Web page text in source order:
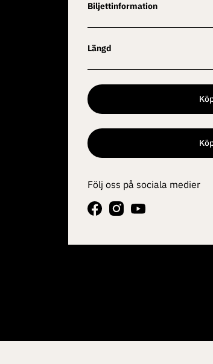
Biljettinformation
Längd
Följ oss på sociala medier